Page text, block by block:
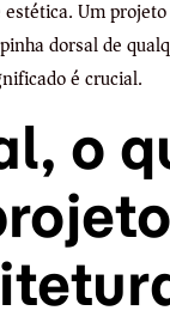
Um
dorsal de
é crucial.
o